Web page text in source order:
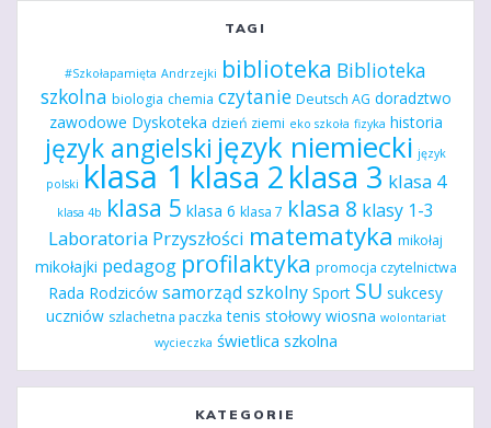
TAGI
#Szkołapamięta Andrzejki biblioteka Biblioteka
szkolna biologia chemia czytanie Deutsch AG doradztwo
zawodowe Dyskoteka dzień ziemi eko szkoła fizyka historia
język angielski język niemiecki język
polski klasa 1 klasa 2klasa 3 klasa 4
klasa 4b klasa 5 klasa 6 klasa 7 klasa 8 klasy 1-3
Laboratoria Przyszłości matematyka mikołaj
mikołajki pedagog profilaktyka promocja czytelnictwa
Rada Rodziców samorząd szkolny Sport SU sukcesy
uczniów szlachetna paczka tenis stołowy wiosna wolontariat
wycieczka świetlica szkolna
KATEGORIE